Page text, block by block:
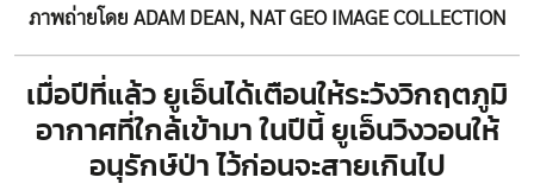
ภาพถ่ายโดย ADAM DEAN, NAT GEO IMAGE COLLECTION
เมื่อปีที่แล้ว ยูเอ็นได้เตือนให้ระวังวิกฤตภูมิ
อากาศที่ใกล้เข้ามา ในปีนี้ ยูเอ็นวิงวอนให้
อนุรักษ์ป่า ไว้ก่อนจะสายเกินไป